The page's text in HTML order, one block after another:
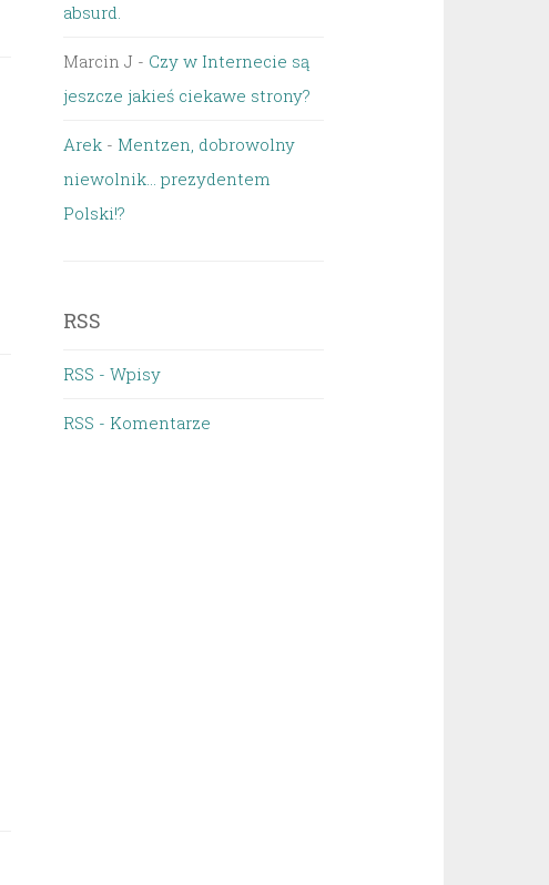
absurd.
Marcin J - Czy w Internecie są
jeszcze jakieś ciekawe strony?
Arek - Mentzen, dobrowolny
niewolnik… prezydentem
Polski!?
RSS
RSS - Wpisy
RSS - Komentarze